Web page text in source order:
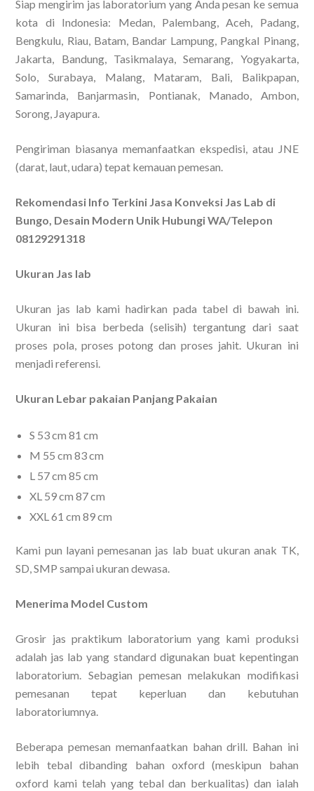
Siap mengirim jas laboratorium yang Anda pesan ke semua
kota di Indonesia: Medan, Palembang, Aceh, Padang,
Bengkulu, Riau, Batam, Bandar Lampung, Pangkal Pinang,
Jakarta, Bandung, Tasikmalaya, Semarang, Yogyakarta,
Solo, Surabaya, Malang, Mataram, Bali, Balikpapan,
Samarinda, Banjarmasin, Pontianak, Manado, Ambon,
Sorong, Jayapura.
Pengiriman biasanya memanfaatkan ekspedisi, atau JNE
(darat, laut, udara) tepat kemauan pemesan.
Rekomendasi Info Terkini Jasa Konveksi Jas Lab di
Bungo, Desain Modern Unik Hubungi WA/Telepon
08129291318
Ukuran Jas lab
Ukuran jas lab kami hadirkan pada tabel di bawah ini.
Ukuran ini bisa berbeda (selisih) tergantung dari saat
proses pola, proses potong dan proses jahit. Ukuran ini
menjadi referensi.
Ukuran Lebar pakaian Panjang Pakaian
S 53 cm 81 cm
M 55 cm 83 cm
L 57 cm 85 cm
XL 59 cm 87 cm
XXL 61 cm 89 cm
Kami pun layani pemesanan jas lab buat ukuran anak TK,
SD, SMP sampai ukuran dewasa.
Menerima Model Custom
Grosir jas praktikum laboratorium yang kami produksi
adalah jas lab yang standard digunakan buat kepentingan
laboratorium. Sebagian pemesan melakukan modifikasi
pemesanan tepat keperluan dan kebutuhan
laboratoriumnya.
Beberapa pemesan memanfaatkan bahan drill. Bahan ini
lebih tebal dibanding bahan oxford (meskipun bahan
oxford kami telah yang tebal dan berkualitas) dan ialah